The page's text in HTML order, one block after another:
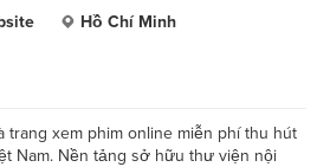
Hồ Chí Minh
trang xem phim online miễn phí thu hút
Nam. Nền tảng sở hữu thư viện nội